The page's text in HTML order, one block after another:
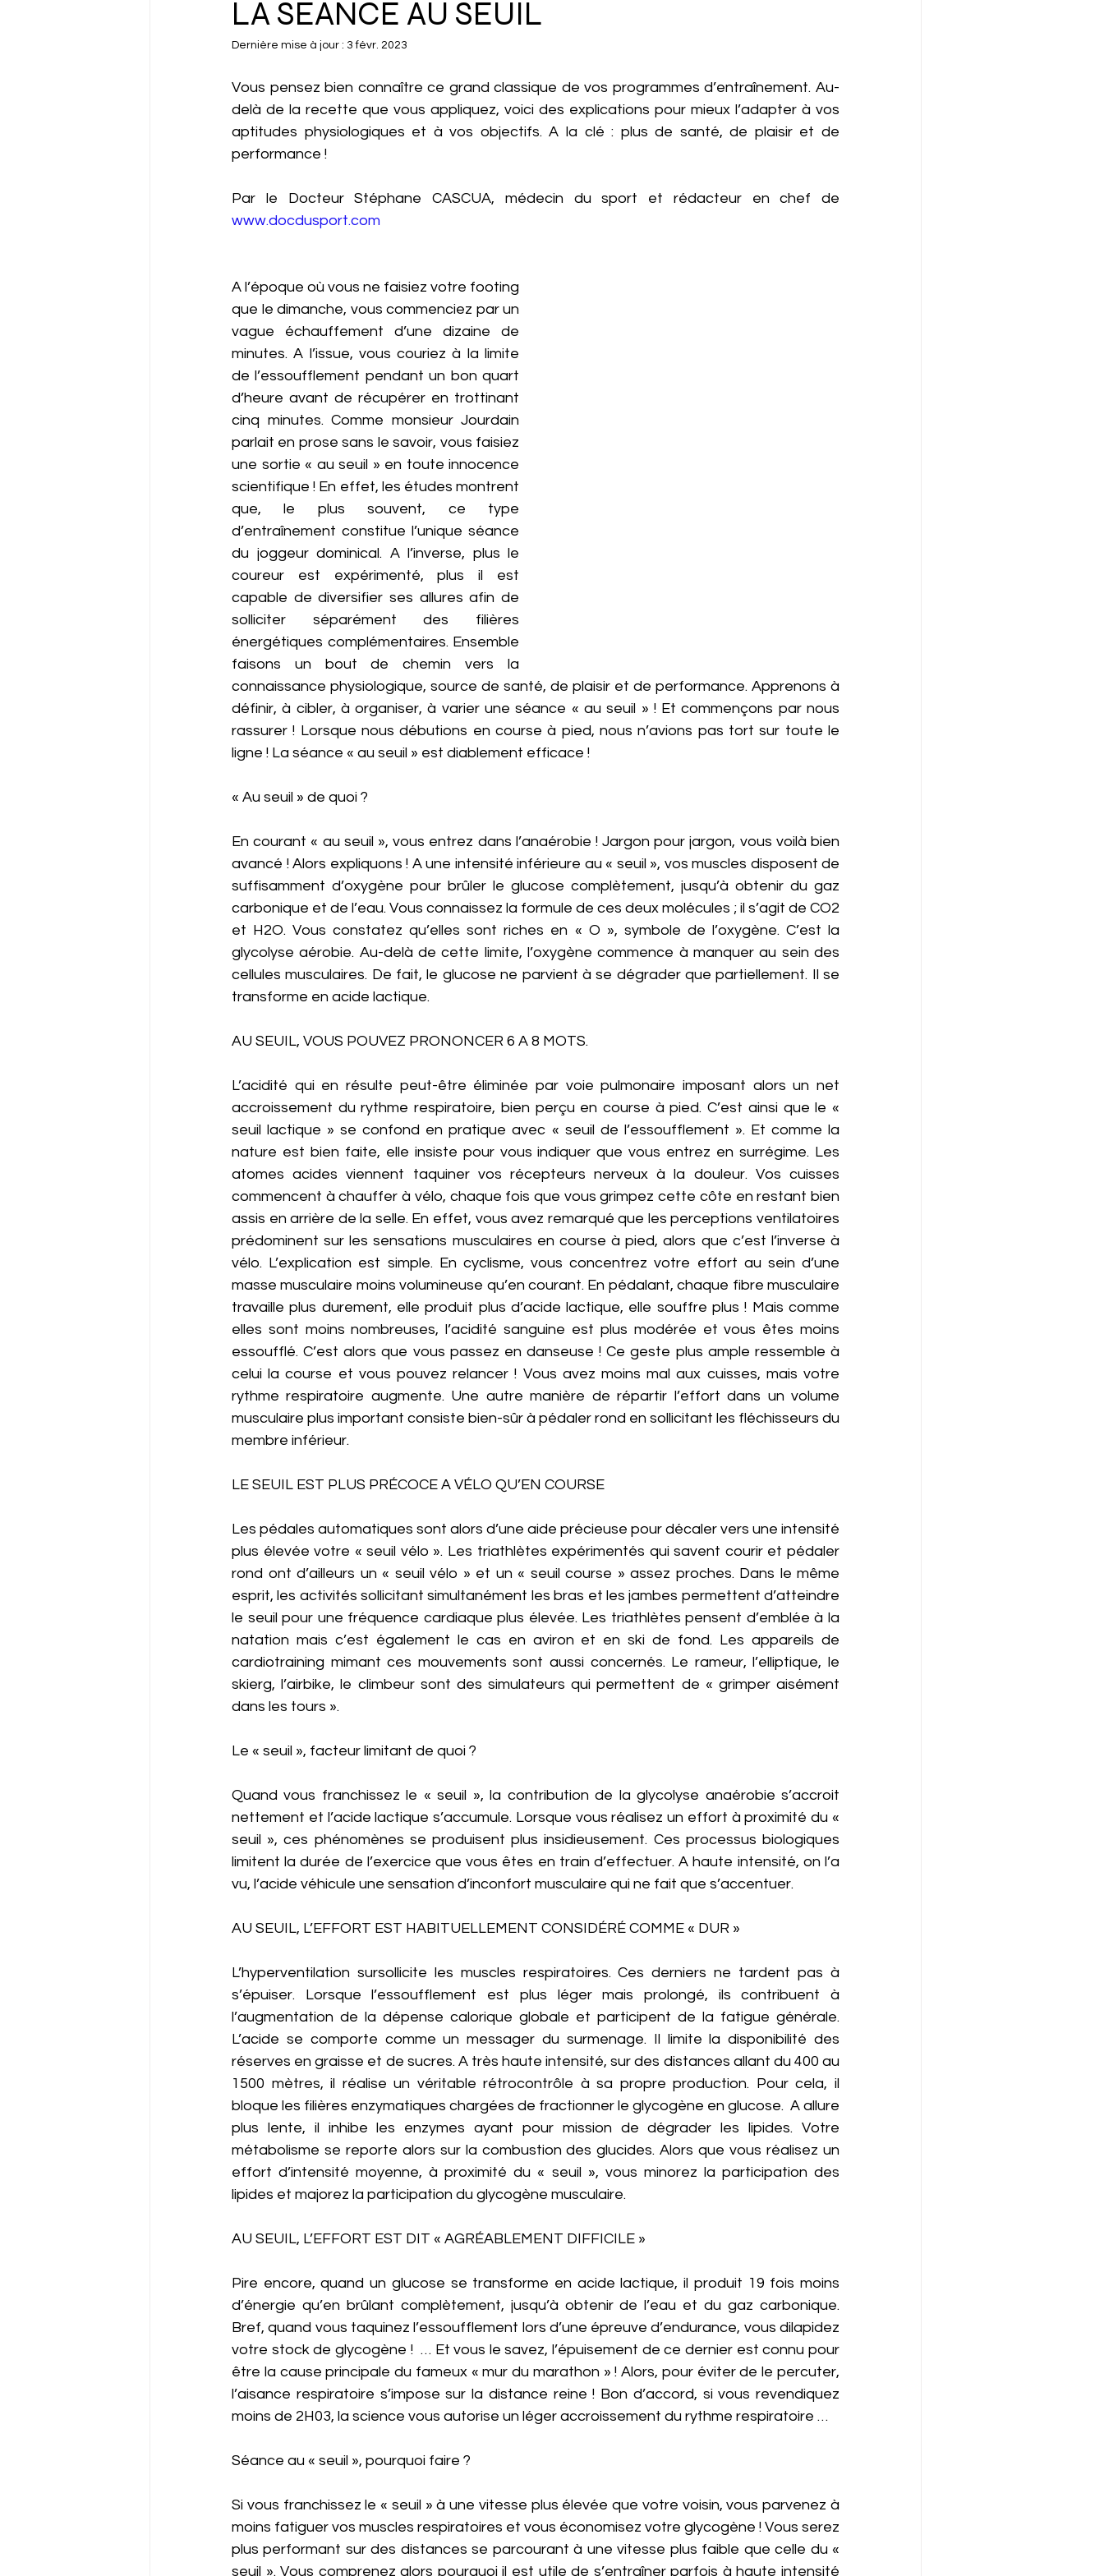
LA SÉANCE AU SEUIL
Dernière mise à jour : 3 févr. 2023
Vous pensez bien connaître ce grand classique de vos programmes d’entraînement. Au-
delà de la recette que vous appliquez, voici des explications pour mieux l’adapter à vos
aptitudes physiologiques et à vos objectifs. A la clé : plus de santé, de plaisir et de
performance !
www.docdusport.com
A l’époque où vous ne faisiez votre footing
que le dimanche, vous commenciez par un
vague échauffement d’une dizaine de
minutes. A l’issue, vous couriez à la limite
de l’essoufflement pendant un bon quart
d’heure avant de récupérer en trottinant
cinq minutes. Comme monsieur Jourdain
parlait en prose sans le savoir, vous faisiez
une sortie « au seuil » en toute innocence
scientifique ! En effet, les études montrent
que, le plus souvent, ce type
d’entraînement constitue l’unique séance
du joggeur dominical. A l’inverse, plus le
coureur est expérimenté, plus il est
capable de diversifier ses allures afin de
solliciter séparément des filières
énergétiques complémentaires. Ensemble
faisons un bout de chemin vers la
connaissance physiologique, source de santé, de plaisir et de performance. Apprenons à
définir, à cibler, à organiser, à varier une séance « au seuil » ! Et commençons par nous
rassurer ! Lorsque nous débutions en course à pied, nous n’avions pas tort sur toute le
ligne ! La séance « au seuil » est diablement efficace !
« Au seuil » de quoi ?
En courant « au seuil », vous entrez dans l’anaérobie ! Jargon pour jargon, vous voilà bien
avancé ! Alors expliquons ! A une intensité inférieure au « seuil », vos muscles disposent de
suffisamment d’oxygène pour brûler le glucose complètement, jusqu’à obtenir du gaz
carbonique et de l’eau. Vous connaissez la formule de ces deux molécules ; il s’agit de CO2
et H2O. Vous constatez qu’elles sont riches en « O », symbole de l’oxygène. C’est la
glycolyse aérobie. Au-delà de cette limite, l’oxygène commence à manquer au sein des
cellules musculaires. De fait, le glucose ne parvient à se dégrader que partiellement. Il se
transforme en acide lactique.
AU SEUIL, VOUS POUVEZ PRONONCER 6 A 8 MOTS.
L’acidité qui en résulte peut-être éliminée par voie pulmonaire imposant alors un net
accroissement du rythme respiratoire, bien perçu en course à pied. C’est ainsi que le «
seuil lactique » se confond en pratique avec « seuil de l’essoufflement ». Et comme la
nature est bien faite, elle insiste pour vous indiquer que vous entrez en surrégime. Les
atomes acides viennent taquiner vos récepteurs nerveux à la douleur. Vos cuisses
commencent à chauffer à vélo, chaque fois que vous grimpez cette côte en restant bien
assis en arrière de la selle. En effet, vous avez remarqué que les perceptions ventilatoires
prédominent sur les sensations musculaires en course à pied, alors que c’est l’inverse à
vélo. L’explication est simple. En cyclisme, vous concentrez votre effort au sein d’une
masse musculaire moins volumineuse qu’en courant. En pédalant, chaque fibre musculaire
travaille plus durement, elle produit plus d’acide lactique, elle souffre plus ! Mais comme
elles sont moins nombreuses, l’acidité sanguine est plus modérée et vous êtes moins
essoufflé. C’est alors que vous passez en danseuse ! Ce geste plus ample ressemble à
celui la course et vous pouvez relancer ! Vous avez moins mal aux cuisses, mais votre
rythme respiratoire augmente. Une autre manière de répartir l’effort dans un volume
musculaire plus important consiste bien-sûr à pédaler rond en sollicitant les fléchisseurs du
membre inférieur.
LE SEUIL EST PLUS PRÉCOCE A VÉLO QU’EN COURSE
Les pédales automatiques sont alors d’une aide précieuse pour décaler vers une intensité
plus élevée votre « seuil vélo ». Les triathlètes expérimentés qui savent courir et pédaler
rond ont d’ailleurs un « seuil vélo » et un « seuil course » assez proches. Dans le même
esprit, les activités sollicitant simultanément les bras et les jambes permettent d’atteindre
le seuil pour une fréquence cardiaque plus élevée. Les triathlètes pensent d’emblée à la
natation mais c’est également le cas en aviron et en ski de fond. Les appareils de
cardiotraining mimant ces mouvements sont aussi concernés. Le rameur, l’elliptique, le
skierg, l’airbike, le climbeur sont des simulateurs qui permettent de « grimper aisément
dans les tours ».
Le « seuil », facteur limitant de quoi ?
Quand vous franchissez le « seuil », la contribution de la glycolyse anaérobie s’accroit
nettement et l’acide lactique s’accumule. Lorsque vous réalisez un effort à proximité du «
seuil », ces phénomènes se produisent plus insidieusement. Ces processus biologiques
limitent la durée de l’exercice que vous êtes en train d’effectuer. A haute intensité, on l’a
vu, l’acide véhicule une sensation d’inconfort musculaire qui ne fait que s’accentuer.
AU SEUIL, L’EFFORT EST HABITUELLEMENT CONSIDÉRÉ COMME « DUR »
L’hyperventilation sursollicite les muscles respiratoires. Ces derniers ne tardent pas à
s’épuiser. Lorsque l’essoufflement est plus léger mais prolongé, ils contribuent à
l’augmentation de la dépense calorique globale et participent de la fatigue générale.
L’acide se comporte comme un messager du surmenage. Il limite la disponibilité des
réserves en graisse et de sucres. A très haute intensité, sur des distances allant du 400 au
1500 mètres, il réalise un véritable rétrocontrôle à sa propre production. Pour cela, il
bloque les filières enzymatiques chargées de fractionner le glycogène en glucose.  A allure
plus lente, il inhibe les enzymes ayant pour mission de dégrader les lipides. Votre
métabolisme se reporte alors sur la combustion des glucides. Alors que vous réalisez un
effort d’intensité moyenne, à proximité du « seuil », vous minorez la participation des
lipides et majorez la participation du glycogène musculaire.
AU SEUIL, L’EFFORT EST DIT « AGRÉABLEMENT DIFFICILE »
Pire encore, quand un glucose se transforme en acide lactique, il produit 19 fois moins
d’énergie qu’en brûlant complètement, jusqu’à obtenir de l’eau et du gaz carbonique.
Bref, quand vous taquinez l’essoufflement lors d’une épreuve d’endurance, vous dilapidez
votre stock de glycogène !  … Et vous le savez, l’épuisement de ce dernier est connu pour
être la cause principale du fameux « mur du marathon » ! Alors, pour éviter de le percuter,
l’aisance respiratoire s’impose sur la distance reine ! Bon d’accord, si vous revendiquez
moins de 2H03, la science vous autorise un léger accroissement du rythme respiratoire …
Séance au « seuil », pourquoi faire ?
Si vous franchissez le « seuil » à une vitesse plus élevée que votre voisin, vous parvenez à
moins fatiguer vos muscles respiratoires et vous économisez votre glycogène ! Vous serez
plus performant sur des distances se parcourant à une vitesse plus faible que celle du «
seuil ». Vous comprenez alors pourquoi il est utile de s’entraîner parfois à haute intensité